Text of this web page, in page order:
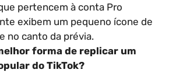
pertencem à conta Pro
exibem um pequeno ícone de
no canto da prévia.
forma de replicar um
do TikTok?